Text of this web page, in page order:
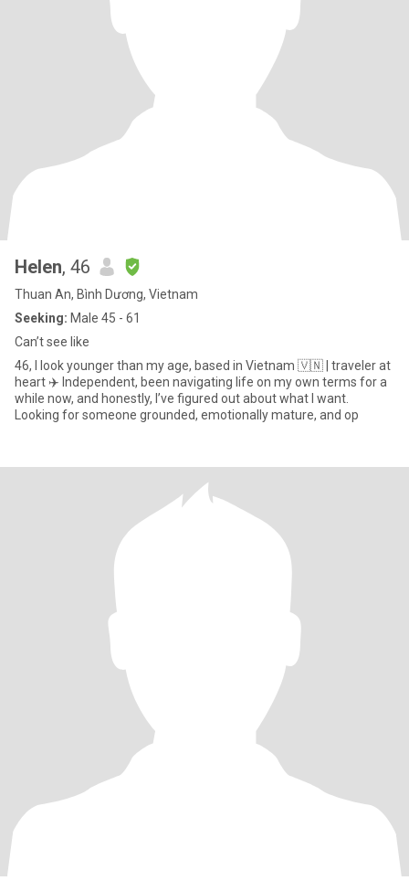
Helen, 46
Thuan An, Bình Dương, Vietnam
Seeking: Male 45 - 61
Can’t see like
46, I look younger than my age, based in Vietnam 🇻🇳 | traveler at
heart ✈️ Independent, been navigating life on my own terms for a
while now, and honestly, I’ve figured out about what I want.
Looking for someone grounded, emotionally mature, and op